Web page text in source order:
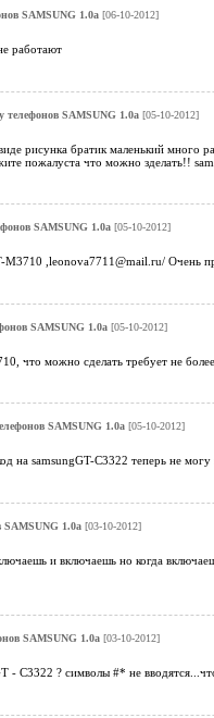
SAMSUNG 1.0a[06-10-2012]
работают
SAMSUNG 1.0a[05-10-2012]
рисунка братик маленький
пожалуста что можно зделать!!
SAMSUNG 1.0a[05-10-2012]
M3710 ,leonova7711@mail.ru/ Очень
SAMSUNG 1.0a[05-10-2012]
что можно сделать требует не
SAMSUNG 1.0a[05-10-2012]
на samsungGT-C3322 теперь не
1.0a[03-10-2012]
и включаешь но когда
SAMSUNG 1.0a[03-10-2012]
- C3322 ? символы #* не